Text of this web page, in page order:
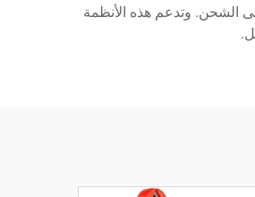
الشحن. وتدعم هذه الأنظمة